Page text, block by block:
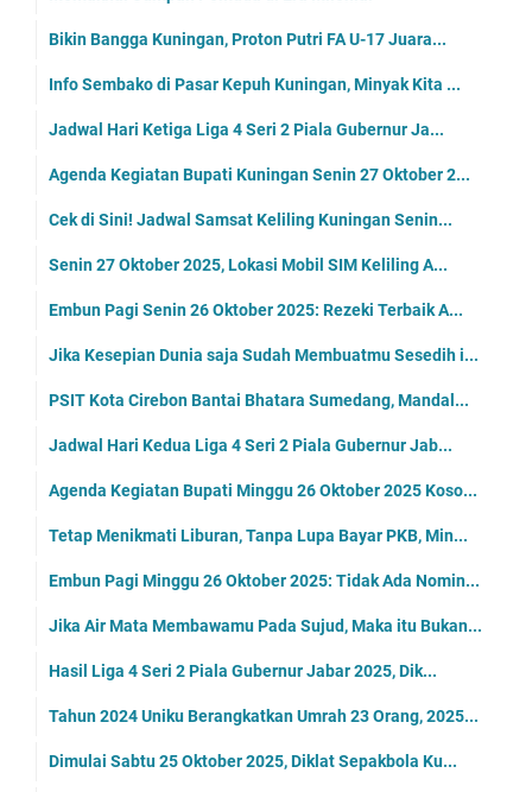
Bikin Bangga Kuningan, Proton Putri FA U-17 Juara...
Info Sembako di Pasar Kepuh Kuningan, Minyak Kita ...
Jadwal Hari Ketiga Liga 4 Seri 2 Piala Gubernur Ja...
Agenda Kegiatan Bupati Kuningan Senin 27 Oktober 2...
Cek di Sini! Jadwal Samsat Keliling Kuningan Senin...
Senin 27 Oktober 2025, Lokasi Mobil SIM Keliling A...
Embun Pagi Senin 26 Oktober 2025: Rezeki Terbaik A...
Jika Kesepian Dunia saja Sudah Membuatmu Sesedih i...
PSIT Kota Cirebon Bantai Bhatara Sumedang, Mandal...
Jadwal Hari Kedua Liga 4 Seri 2 Piala Gubernur Jab...
Agenda Kegiatan Bupati Minggu 26 Oktober 2025 Koso...
Tetap Menikmati Liburan, Tanpa Lupa Bayar PKB, Min...
Embun Pagi Minggu 26 Oktober 2025: Tidak Ada Nomin...
Jika Air Mata Membawamu Pada Sujud, Maka itu Bukan...
Hasil Liga 4 Seri 2 Piala Gubernur Jabar 2025, Dik...
Tahun 2024 Uniku Berangkatkan Umrah 23 Orang, 2025...
Dimulai Sabtu 25 Oktober 2025, Diklat Sepakbola Ku...